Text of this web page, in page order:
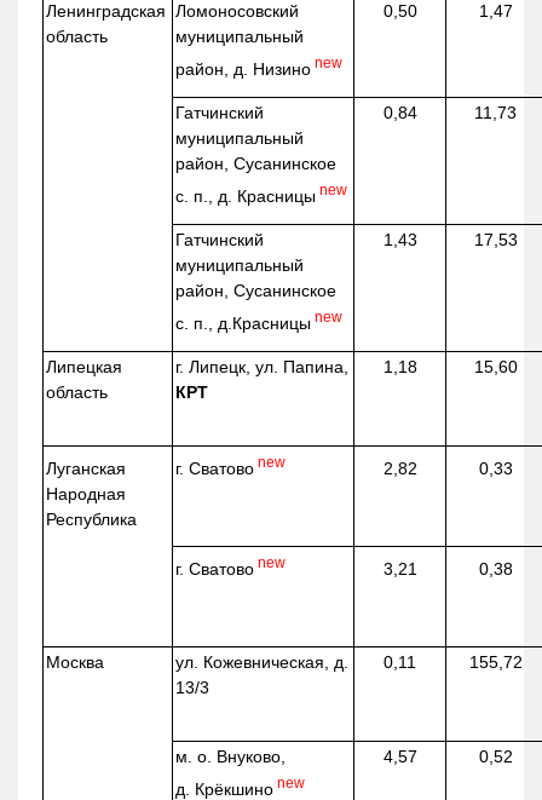
Ленинградская
область
Ломоносовский
муниципальный
район, д. Низино new
0,50 1,47
Гатчинский
муниципальный
район, Сусанинское
с. п., д. Красницы new
0,84 11,73
Гатчинский
муниципальный
район, Сусанинское
с. п., д.Красницы new
1,43 17,53
Липецкая
область
г. Липецк, ул. Папина,
КРТ
1,18 15,60
Луганская
Народная
Республика
г. Сватово new 2,82 0,33
г. Сватово new 3,21 0,38
Москва ул. Кожевническая, д.
13/3
0,11 155,72
м. о. Внуково,
д. Крёкшино new
4,57 0,52